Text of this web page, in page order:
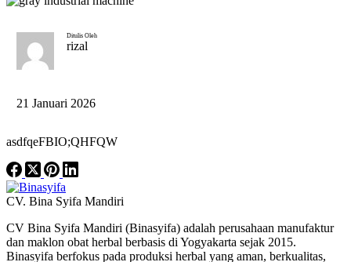
Ditulis Oleh
rizal
21 Januari 2026
asdfqeFBIO;QHFQW
CV. Bina Syifa Mandiri
CV Bina Syifa Mandiri (Binasyifa) adalah perusahaan manufaktur
dan maklon obat herbal berbasis di Yogyakarta sejak 2015.
Binasyifa berfokus pada produksi herbal yang aman, berkualitas,